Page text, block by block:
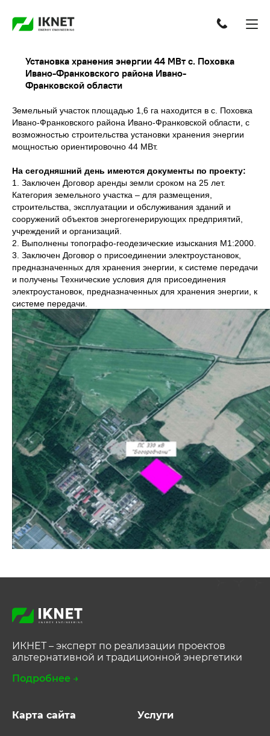
Установка хранения энергии 44 МВт с. Поховка
Ивано-Франковского района Ивано-
Франковской области
Земельный участок площадью 1,6 га находится в с. Поховка
Ивано-Франковского района Ивано-Франковской области, с
возможностью строительства установки хранения энергии
мощностью ориентировочно 44 МВт.
На сегодняшний день имеются документы по проекту:
1. Заключен Договор аренды земли сроком на 25 лет.
Категория земельного участка – для размещения,
строительства, эксплуатации и обслуживания зданий и
сооружений объектов энергогенерирующих предприятий,
учреждений и организаций.
2. Выполнены топографо-геодезические изыскания М1:2000.
3. Заключен Договор о присоединении электроустановок,
предназначенных для хранения энергии, к системе передачи
и получены Технические условия для присоединения
электроустановок, предназначенных для хранения энергии, к
системе передачи.
ИКНЕТ – эксперт по реализации проектов
альтернативной и традиционной энергетики
Подробнее →
Карта сайта Услуги